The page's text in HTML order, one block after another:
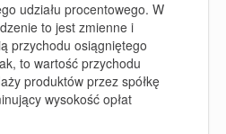
udziału procentowego. W
to jest zmienne i
przychodu osiągniętego
to wartość przychodu
produktów przez spółkę
wysokość opłat